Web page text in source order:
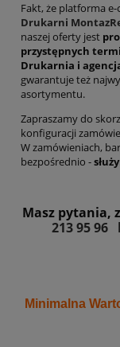
Fakt, że platforma
Drukarni
naszej oferty jest
przystępnych
Drukarnia i
gwarantuje też
asortymentu.
Zapraszamy do
konfiguracji
W zamówieniach,
bezpośrednio -
Masz pytania,
213 95 96
Minimalna